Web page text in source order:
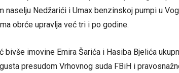
naselju Nedžarići i Umax benzinskoj pumpi u
obrće upravlja već tri i po godine.
bivše imovine Emira Šarića i Hasiba Bjelića
presudom Vrhovnog suda FBiH i